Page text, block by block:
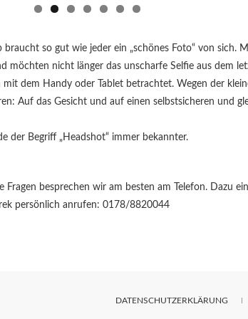
so gut wie jeder ein „schönes Foto“ von sich.
möchten nicht länger das unscharfe Selfie aus dem
dem Handy oder Tablet betrachtet. Wegen der
Auf das Gesicht und auf einen selbstsicheren und
der Begriff „Headshot“ immer bekannter.
Fragen besprechen wir am besten am Telefon. Dazu
persönlich anrufen: 0178/8820044
DATENSCHUTZERKLÄRUNG